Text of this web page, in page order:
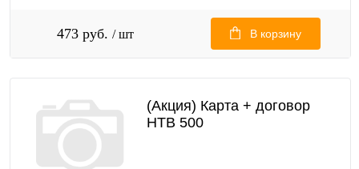
473 руб. / шт В корзину
(Акция) Карта + договор
НТВ 500